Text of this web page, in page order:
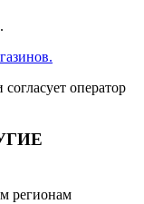
оператор
регионам